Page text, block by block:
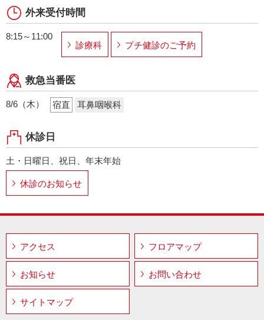
外来受付時間
8:15～11:00
診療科
プチ健診のご予約
救急当番医
8/6（木） 宿直 耳鼻咽喉科
休診日
土・日曜日、祝日、年末年始
休診のお知らせ
アクセス フロアマップ
お知らせ お問い合わせ
サイトマップ